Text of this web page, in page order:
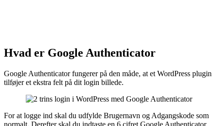
Hvad er Google Authenticator
Google Authenticator fungerer på den måde, at et WordPress plugin
tilføjer et ekstra felt på dit login billede.
For at logge ind skal du udfylde Brugernavn og Adgangskode som
normalt. Derefter skal du indtaste en 6 cifret Google Authenticator